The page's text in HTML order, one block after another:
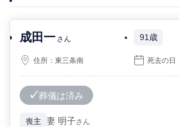
成田一 さん 91歳
住所：東三条南 死去の日
葬儀は済み
喪主 妻 明子さん